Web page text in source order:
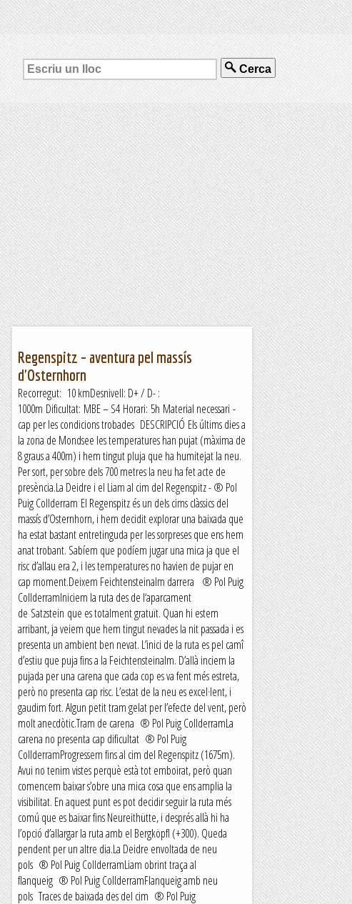
Cerca
Regenspitz – aventura pel massís
d'Osternhorn
Recorregut: 10 kmDesnivell: D+ / D- :
1000m Dificultat: MBE – S4 Horari: 5h Material necessari -
cap per les condicions trobades DESCRIPCIÓ Els últims dies a
la zona de Mondsee les temperatures han pujat (màxima de
8 graus a 400m) i hem tingut pluja que ha humitejat la neu.
Per sort, per sobre dels 700 metres la neu ha fet acte de
presència.La Deidre i el Liam al cim del Regenspitz - ® Pol
Puig Collderram El Regenspitz és un dels cims clàssics del
massís d’Osternhorn, i hem decidit explorar una baixada que
ha estat bastant entretinguda per les sorpreses que ens hem
anat trobant. Sabíem que podíem jugar una mica ja que el
risc d’allau era 2, i les temperatures no havien de pujar en
cap moment.Deixem Feichtensteinalm darrera ® Pol Puig
CollderramIniciem la ruta des de l‘aparcament
de Satzstein que es totalment gratuït. Quan hi estem
arribant, ja veiem que hem tingut nevades la nit passada i es
presenta un ambient ben nevat. L’inici de la ruta es pel camî
d’estiu que puja fins a la Feichtensteinalm. D’allà inciem la
pujada per una carena que cada cop es va fent més estreta,
però no presenta cap risc. L’estat de la neu es excel·lent, i
gaudim fort. Algun petit tram gelat per l’efecte del vent, però
molt anecdòtic.Tram de carena ® Pol Puig CollderramLa
carena no presenta cap dificultat ® Pol Puig
CollderramProgressem fins al cim del Regenspitz (1675m).
Avui no tenim vistes perquè està tot emboirat, però quan
comencem baixar s’obre una mica cosa que ens amplia la
visibilitat. En aquest punt es pot decidir seguir la ruta més
comú que es baixar fins Neureithütte, i després allà hi ha
l’opció d’allargar la ruta amb el Bergköpfl (+300). Queda
pendent per un altre dia.La Deidre envoltada de neu
pols ® Pol Puig CollderramLiam obrint traça al
flanqueig ® Pol Puig CollderramFlanqueig amb neu
pols Traces de baixada des del cim ® Pol Puig